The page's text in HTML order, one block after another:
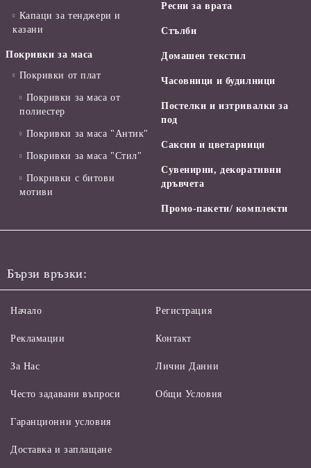
Капаци за тенджери и
казани
Покривки за маса
Покривки от плат
Покривки за маса от
полиестер
Покривки за маса "Антик"
Покривки за маса "Стил"
Покривки с битови
мотиви
Ресни за врата
Стълби
Домашен текстил
Часовници и будилници
Постелки и изтривалки за
под
Саксии и цветарници
Сувенирни, декоративни
дръвчета
Промо-пакети/ комплекти
Бързи връзки:
Начало
Рекламации
За Нас
Често задавани въпроси
Регистрация
Контакт
Лични Данни
Общи Условия
Гаранционни условия
Доставка и заплащане